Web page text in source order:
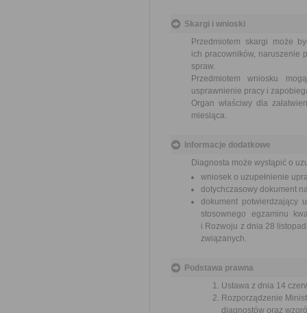
Skargi i wnioski
Przedmiotem skargi może
ich pracowników, naruszenie
spraw.
Przedmiotem wniosku
usprawnienie pracy i
Organ właściwy dla
miesiąca.
Informacje dodatkowe
Diagnosta może wystąpić o
wniosek o uzupełnienie
dotychczasowy dokument
dokument potwierdzający
stosownego egzaminu
i Rozwoju z dnia 28
związanych.
Podstawa prawna
Ustawa z dnia 14
Rozporządzenie
diagnostów oraz